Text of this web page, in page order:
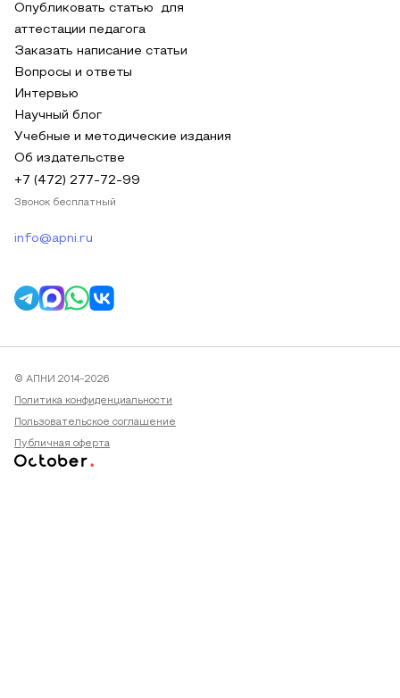
Опубликовать статью для
аттестации педагога
Заказать написание статьи
Вопросы и ответы
Интервью
Научный блог
Учебные и методические издания
Об издательстве
+7 (472) 277-72-99
Звонок бесплатный
info@apni.ru
© АПНИ 2014-2026
Политика конфиденциальности
Пользовательское соглашение
Публичная оферта